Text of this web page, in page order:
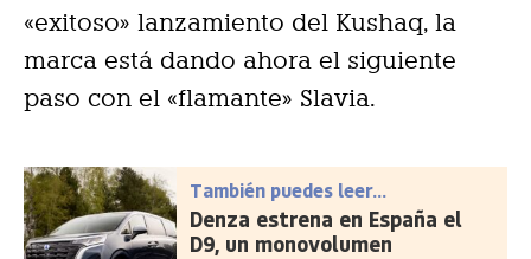
«exitoso» lanzamiento del Kushaq, la
marca está dando ahora el siguiente
paso con el «flamante» Slavia.
También puedes leer...
Denza estrena en España el
D9, un monovolumen